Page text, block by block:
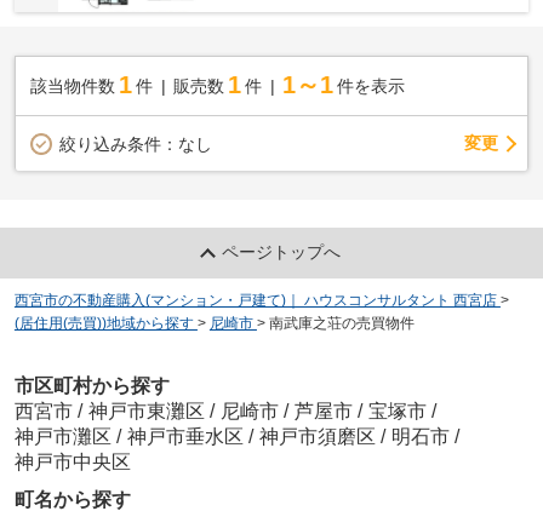
該当物件数 1件 販売数 1 件 1～1 件を表示
絞り込み条件： なし 変更
ページトップへ
西宮市の不動産購入(マンション・戸建て)｜ ハウスコンサルタント 西宮店 >
(居住用(売買))地域から探す > 尼崎市 > 南武庫之荘の売買物件
市区町村から探す
西宮市 / 神戸市東灘区 / 尼崎市 / 芦屋市 / 宝塚市 /
神戸市灘区 / 神戸市垂水区 / 神戸市須磨区 / 明石市 /
神戸市中央区
町名から探す